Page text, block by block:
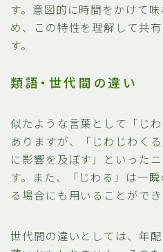
す。意図的に時間をかけて
め、この特性を理解して共
す。
類語・世代間の違い
似たような言葉として「じ
ありますが、「じわじわく
に影響を及ぼす」といった
す。また、「じわる」は一
る場合にも用いることができ
世代間の違いとしては、年